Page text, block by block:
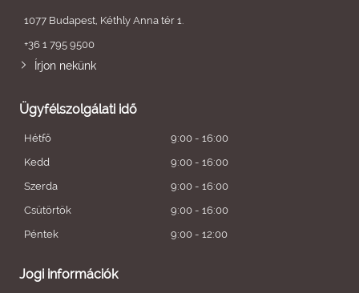
1077 Budapest, Kéthly Anna tér 1.
+36 1 795 9500
Írjon nekünk
Ügyfélszolgálati idő
Hétfő
9:00 - 16:00
Kedd
9:00 - 16:00
Szerda
9:00 - 16:00
Csütörtök
9:00 - 16:00
Péntek
9:00 - 12:00
Jogi információk